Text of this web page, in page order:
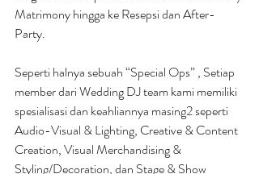
Matrimony hingga ke Resepsi dan After-
Party.
Seperti halnya sebuah “Special Ops” , Setiap
member dari Wedding DJ team kami memiliki
spesialisasi dan keahliannya masing2 seperti
Audio-Visual & Lighting, Creative & Content
Creation, Visual Merchandising &
Styling/Decoration, dan Stage & Show